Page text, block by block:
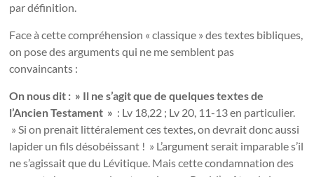
par définition.
Face à cette compréhension « classique » des textes bibliques,
on pose des arguments qui ne me semblent pas
convaincants :
On nous dit : » Il ne s’agit que de quelques textes de
l’Ancien Testament » : Lv 18,22 ; Lv 20, 11-13 en particulier.
» Si on prenait littéralement ces textes, on devrait donc aussi
lapider un fils désobéissant ! » L’argument serait imparable s’il
ne s’agissait que du Lévitique. Mais cette condamnation des